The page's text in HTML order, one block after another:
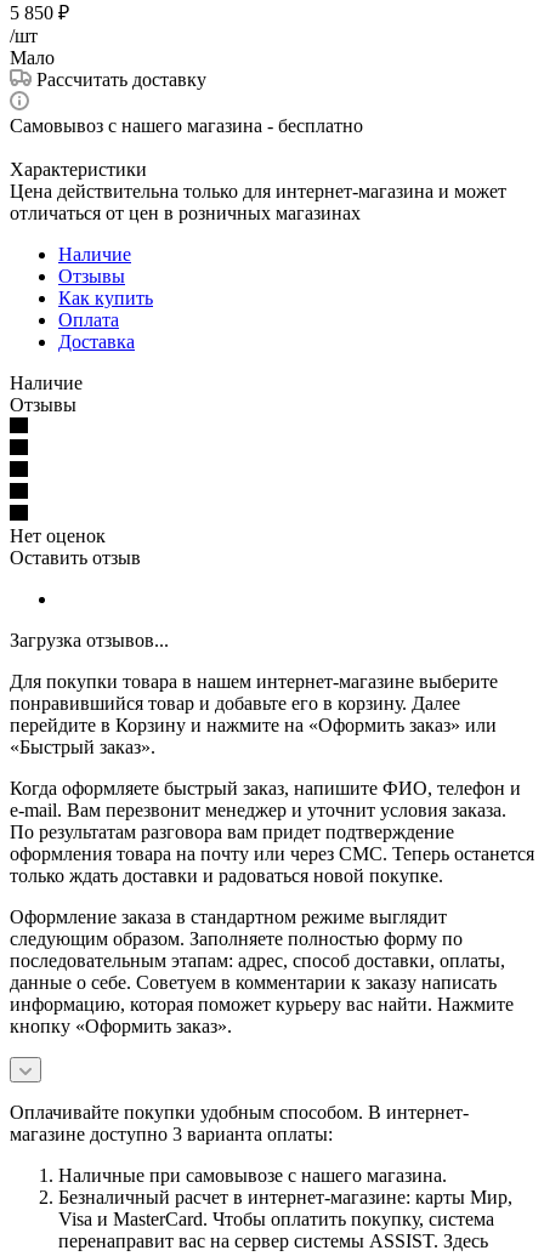
5 850 ₽
/шт
Мало
Рассчитать доставку
Самовывоз с нашего магазина - бесплатно
Характеристики
Цена действительна только для интернет-магазина и может
отличаться от цен в розничных магазинах
Наличие
Отзывы
Как купить
Оплата
Доставка
Наличие
Отзывы
Нет оценок
Оставить отзыв
Загрузка отзывов...
Для покупки товара в нашем интернет-магазине выберите
понравившийся товар и добавьте его в корзину. Далее
перейдите в Корзину и нажмите на «Оформить заказ» или
«Быстрый заказ».
Когда оформляете быстрый заказ, напишите ФИО, телефон и
e-mail. Вам перезвонит менеджер и уточнит условия заказа.
По результатам разговора вам придет подтверждение
оформления товара на почту или через СМС. Теперь останется
только ждать доставки и радоваться новой покупке.
Оформление заказа в стандартном режиме выглядит
следующим образом. Заполняете полностью форму по
последовательным этапам: адрес, способ доставки, оплаты,
данные о себе. Советуем в комментарии к заказу написать
информацию, которая поможет курьеру вас найти. Нажмите
кнопку «Оформить заказ».
Оплачивайте покупки удобным способом. В интернет-
магазине доступно 3 варианта оплаты:
Наличные при самовывозе с нашего магазина.
Безналичный расчет в интернет-магазине: карты Мир,
Visa и MasterCard. Чтобы оплатить покупку, система
перенаправит вас на сервер системы ASSIST. Здесь